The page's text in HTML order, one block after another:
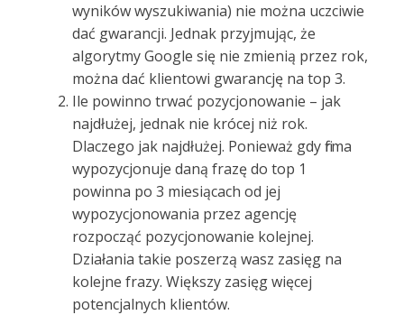
wyników wyszukiwania) nie można uczciwie
dać gwarancji. Jednak przyjmując, że
algorytmy Google się nie zmienią przez rok,
można dać klientowi gwarancję na top 3.
Ile powinno trwać pozycjonowanie – jak
najdłużej, jednak nie krócej niż rok.
Dlaczego jak najdłużej. Ponieważ gdy firma
wypozycjonuje daną frazę do top 1
powinna po 3 miesiącach od jej
wypozycjonowania przez agencję
rozpocząć pozycjonowanie kolejnej.
Działania takie poszerzą wasz zasięg na
kolejne frazy. Większy zasięg więcej
potencjalnych klientów.